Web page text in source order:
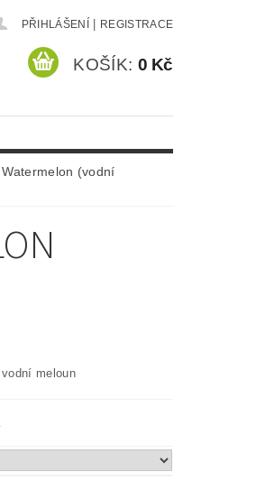
PŘIHLÁŠENÍ REGISTRACE
KOŠÍK: 0 Kč
(vodní
meloun